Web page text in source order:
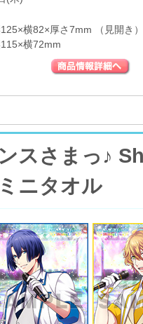
横82×厚さ7mm （見開き
横72mm
スさまっ♪
ニタオル